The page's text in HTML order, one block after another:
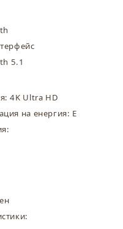
5.1
4K Ultra HD
на енергия: E